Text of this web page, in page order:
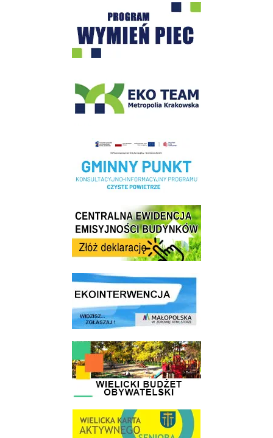
Program "Czyste Powietrze" - Wieliczka
Realizacja Programu Czyste Powietrze w Gminie Wieliczka
Centrala Ewidencja Emisyjności Budynków - złóż deklarację
link do strony ekointerwencja dot.- powietrza
link do strony - Wielicki Budżet Obywatelski
link do strony Wielicka Karta Aktywnego Seniora